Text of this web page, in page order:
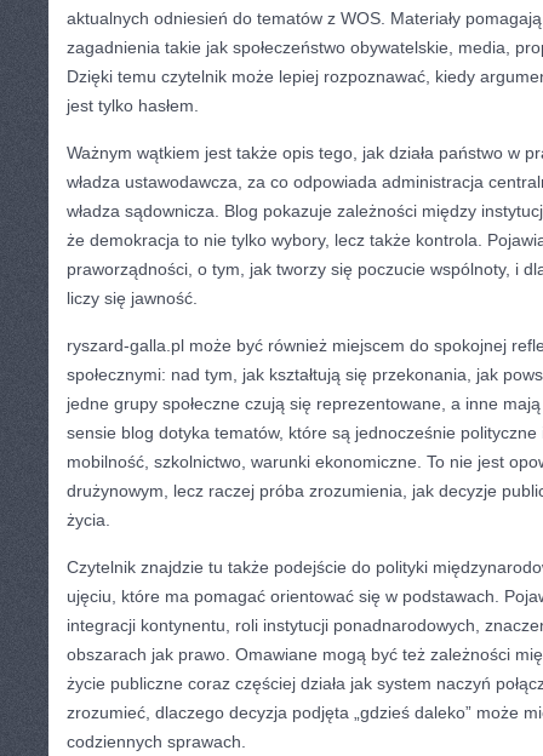
aktualnych odniesień do tematów z WOS. Materiały
zagadnienia takie jak społeczeństwo obywatelskie, media,
Dzięki temu czytelnik może lepiej rozpoznawać, kiedy
jest tylko hasłem.
Ważnym wątkiem jest także opis tego, jak działa państwo w
władza ustawodawcza, za co odpowiada administracja
władza sądownicza. Blog pokazuje zależności między
że demokracja to nie tylko wybory, lecz także kontrola.
praworządności, o tym, jak tworzy się poczucie wspólnoty, i
liczy się jawność.
ryszard-galla.pl może być również miejscem do spokojnej
społecznymi: nad tym, jak kształtują się przekonania, jak
jedne grupy społeczne czują się reprezentowane, a inne
sensie blog dotyka tematów, które są jednocześnie polityczne
mobilność, szkolnictwo, warunki ekonomiczne. To nie jest
drużynowym, lecz raczej próba zrozumienia, jak decyzje
życia.
Czytelnik znajdzie tu także podejście do polityki
ujęciu, które ma pomagać orientować się w podstawach.
integracji kontynentu, roli instytucji ponadnarodowych,
obszarach jak prawo. Omawiane mogą być też zależności
życie publiczne coraz częściej działa jak system naczyń
zrozumieć, dlaczego decyzja podjęta „gdzieś daleko” może
codziennych sprawach.